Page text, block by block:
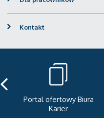
Kontakt
Portal ofertowy Biura
Karier